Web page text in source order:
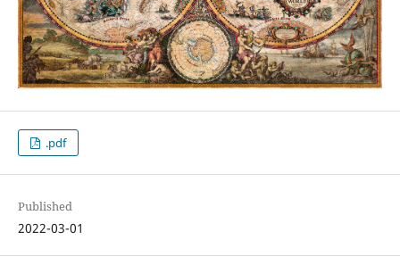
.pdf
Published
2022-03-01